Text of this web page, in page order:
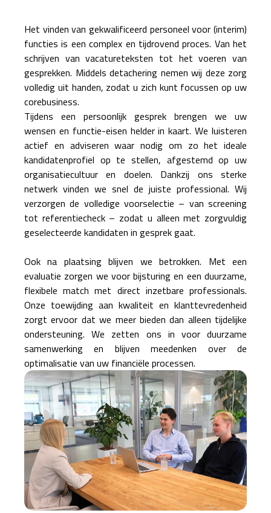
Het vinden van gekwalificeerd personeel voor (interim)
functies is een complex en tijdrovend proces. Van het
schrijven van vacatureteksten tot het voeren van
gesprekken. Middels detachering nemen wij deze zorg
volledig uit handen, zodat u zich kunt focussen op uw
corebusiness.
Tijdens een persoonlijk gesprek brengen we uw
wensen en functie-eisen helder in kaart. We luisteren
actief en adviseren waar nodig om zo het ideale
kandidatenprofiel op te stellen, afgestemd op uw
organisatiecultuur en doelen. Dankzij ons sterke
netwerk vinden we snel de juiste professional. Wij
verzorgen de volledige voorselectie – van screening
tot referentiecheck – zodat u alleen met zorgvuldig
geselecteerde kandidaten in gesprek gaat.
Ook na plaatsing blijven we betrokken. Met een
evaluatie zorgen we voor bijsturing en een duurzame,
flexibele match met direct inzetbare professionals.
Onze toewijding aan kwaliteit en klanttevredenheid
zorgt ervoor dat we meer bieden dan alleen tijdelijke
ondersteuning. We zetten ons in voor duurzame
samenwerking en blijven meedenken over de
optimalisatie van uw financiële processen.